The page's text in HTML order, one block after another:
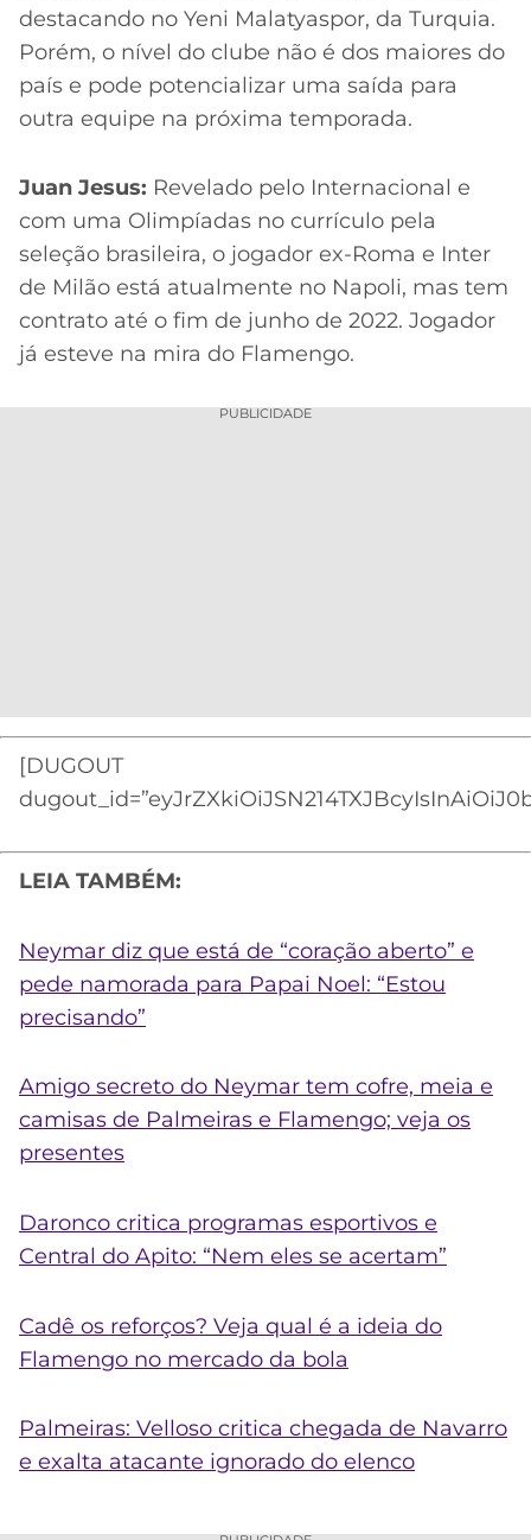
destacando no Yeni Malatyaspor, da Turquia.
Porém, o nível do clube não é dos maiores do
país e pode potencializar uma saída para
outra equipe na próxima temporada.
Juan Jesus: Revelado pelo Internacional e
com uma Olimpíadas no currículo pela
seleção brasileira, o jogador ex-Roma e Inter
de Milão está atualmente no Napoli, mas tem
contrato até o fim de junho de 2022. Jogador
já esteve na mira do Flamengo.
PUBLICIDADE
[DUGOUT
LEIA TAMBÉM:
Neymar diz que está de “coração aberto” e
pede namorada para Papai Noel: “Estou
precisando”
Amigo secreto do Neymar tem cofre, meia e
camisas de Palmeiras e Flamengo; veja os
presentes
Daronco critica programas esportivos e
Central do Apito: “Nem eles se acertam”
Cadê os reforços? Veja qual é a ideia do
Flamengo no mercado da bola
Palmeiras: Velloso critica chegada de Navarro
e exalta atacante ignorado do elenco